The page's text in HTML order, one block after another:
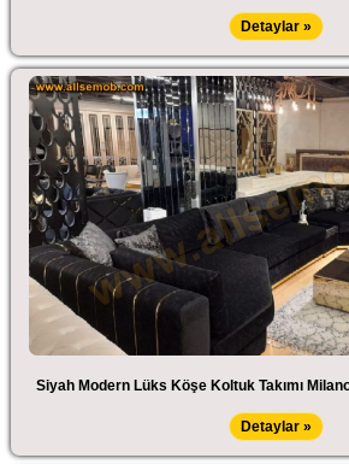
Detaylar »
Siyah Modern Lüks Köşe Koltuk Takımı
Detaylar »